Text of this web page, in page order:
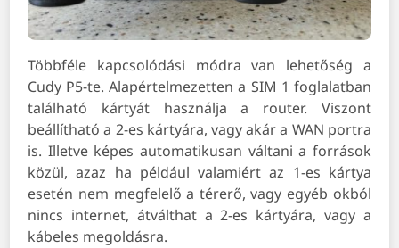
Többféle kapcsolódási módra van lehetőség a
Cudy P5-te. Alapértelmezetten a SIM 1 foglalatban
található kártyát használja a router. Viszont
beállítható a 2-es kártyára, vagy akár a WAN portra
is. Illetve képes automatikusan váltani a források
közül, azaz ha például valamiért az 1-es kártya
esetén nem megfelelő a térerő, vagy egyéb okból
nincs internet, átválthat a 2-es kártyára, vagy a
kábeles megoldásra.